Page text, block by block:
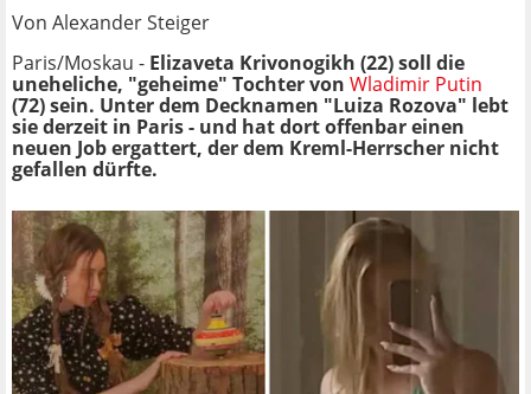
Von Alexander Steiger
Paris/Moskau - Elizaveta Krivonogikh (22)soll die
uneheliche, "geheime" Tochter von Wladimir Putin
(72) sein. Unter dem Decknamen "Luiza Rozova" lebt
sie derzeit in Paris- und hat dort offenbar einen
neuen Job ergattert, der dem Kreml-Herrscher nicht
gefallen dürfte.